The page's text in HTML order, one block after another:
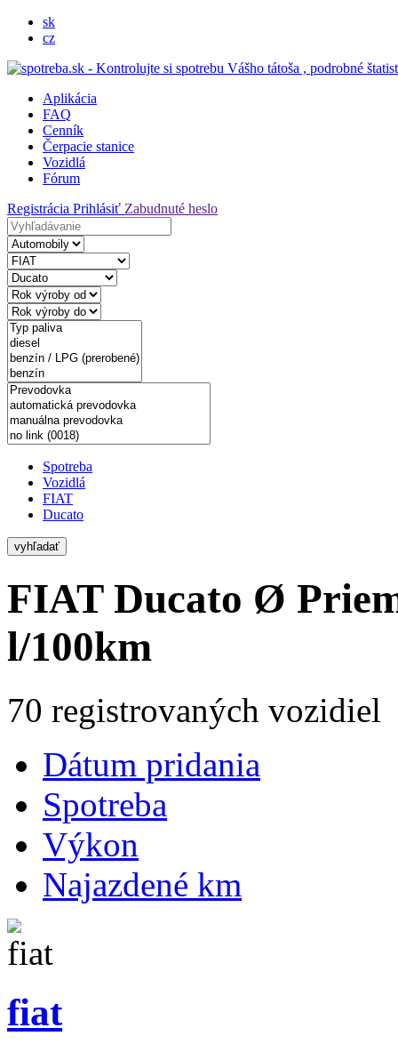
sk
cz
Aplikácia
FAQ
Cenník
Čerpacie stanice
Vozidlá
Fórum
Registrácia Prihlásiť Zabudnuté heslo
Spotreba
Vozidlá
FIAT
Ducato
vyhľadať
FIAT Ducato Ø
l/100km
70 registrovaných vozidiel
Dátum pridania
Spotreba
Výkon
Najazdené km
fiat